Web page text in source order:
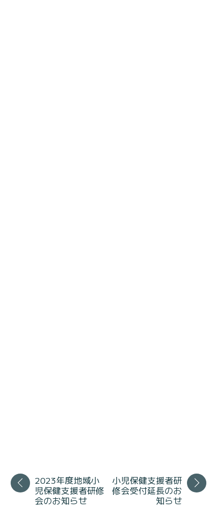
2023年度地域小
児保健支援者研修
会のお知らせ
小児保健支援者研
修会受付延長のお
知らせ